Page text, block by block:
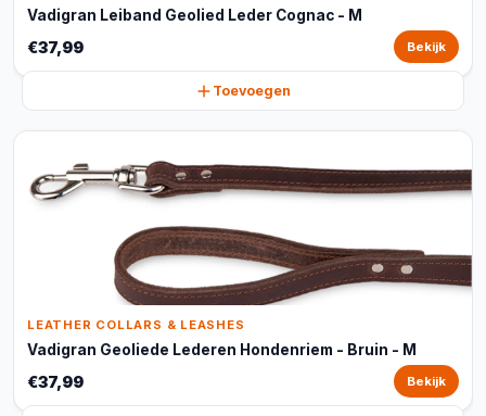
Vadigran Leiband Geolied Leder Cognac - M
€37,99 Bekijk
Toevoegen
LEATHER COLLARS & LEASHES
Vadigran Geoliede Lederen Hondenriem - Bruin - M
€37,99 Bekijk